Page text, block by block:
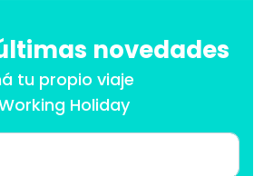
novedades
tu propio viaje
Holiday